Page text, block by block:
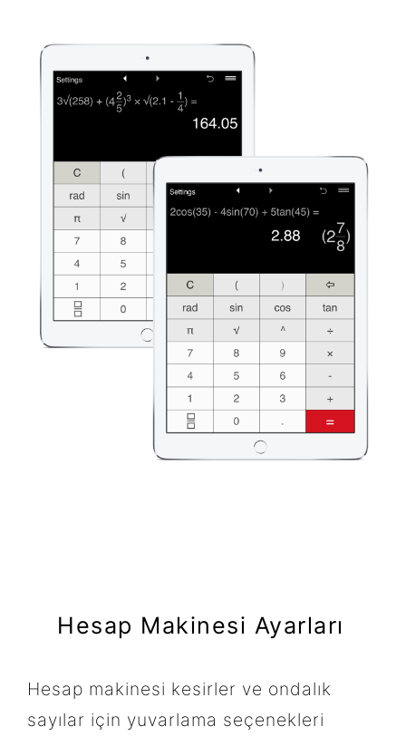
Hesap Makinesi Ayarları
Hesap makinesi kesirler ve ondalık
sayılar için yuvarlama seçenekleri